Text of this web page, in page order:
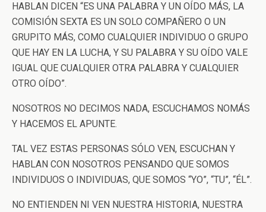
HABLAN DICEN “ES UNA PALABRA Y UN OÍDO MÁS, LA
COMISIÓN SEXTA ES UN SOLO COMPAÑERO O UN
GRUPITO MÁS, COMO CUALQUIER INDIVIDUO O GRUPO
QUE HAY EN LA LUCHA, Y SU PALABRA Y SU OÍDO VALE
IGUAL QUE CUALQUIER OTRA PALABRA Y CUALQUIER
OTRO OÍDO”.
NOSOTROS NO DECIMOS NADA, ESCUCHAMOS NOMÁS
Y HACEMOS EL APUNTE.
TAL VEZ ESTAS PERSONAS SÓLO VEN, ESCUCHAN Y
HABLAN CON NOSOTROS PENSANDO QUE SOMOS
INDIVIDUOS O INDIVIDUAS, QUE SOMOS “YO”, “TU”, “ÉL”.
NO ENTIENDEN NI VEN NUESTRA HISTORIA, NUESTRA